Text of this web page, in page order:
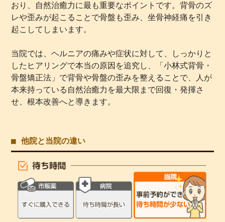
おり、自然治癒力に最も重要なポイントです。背骨のズ
レや歪みが起こることで骨盤も歪み、坐骨神経痛を引き
起こしてしまいます。
当院では、ヘルニアの痛みや症状に対して、しっかりと
したヒアリングで本当の原因を追究し、「小林式背骨・
骨盤矯正法」で背骨や骨盤の歪みを整えることで、人が
本来持っている自然治癒力を最大限まで回復・発揮さ
せ、根本改善へと導きます。
■ 他院と当院の違い